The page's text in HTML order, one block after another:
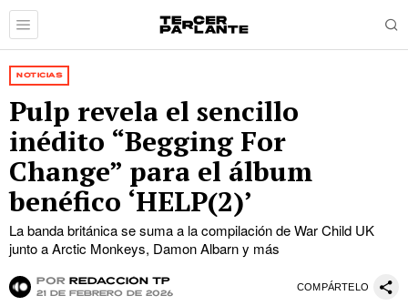
NOTICIAS
Pulp revela el sencillo
inédito “Begging For
Change” para el álbum
benéfico ‘HELP(2)’
La banda británica se suma a la compilación de War Child UK
junto a Arctic Monkeys, Damon Albarn y más
por Redacción TP
21 de febrero de 2026
COMPÁRTELO